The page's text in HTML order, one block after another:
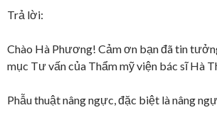
Trả lời:
Chào Hà Phương! Cảm ơn bạn đã tin
mục Tư vấn của Thẩm mỹ viện bác sĩ Hà
Phẫu thuật nâng ngực, đặc biệt là nâng